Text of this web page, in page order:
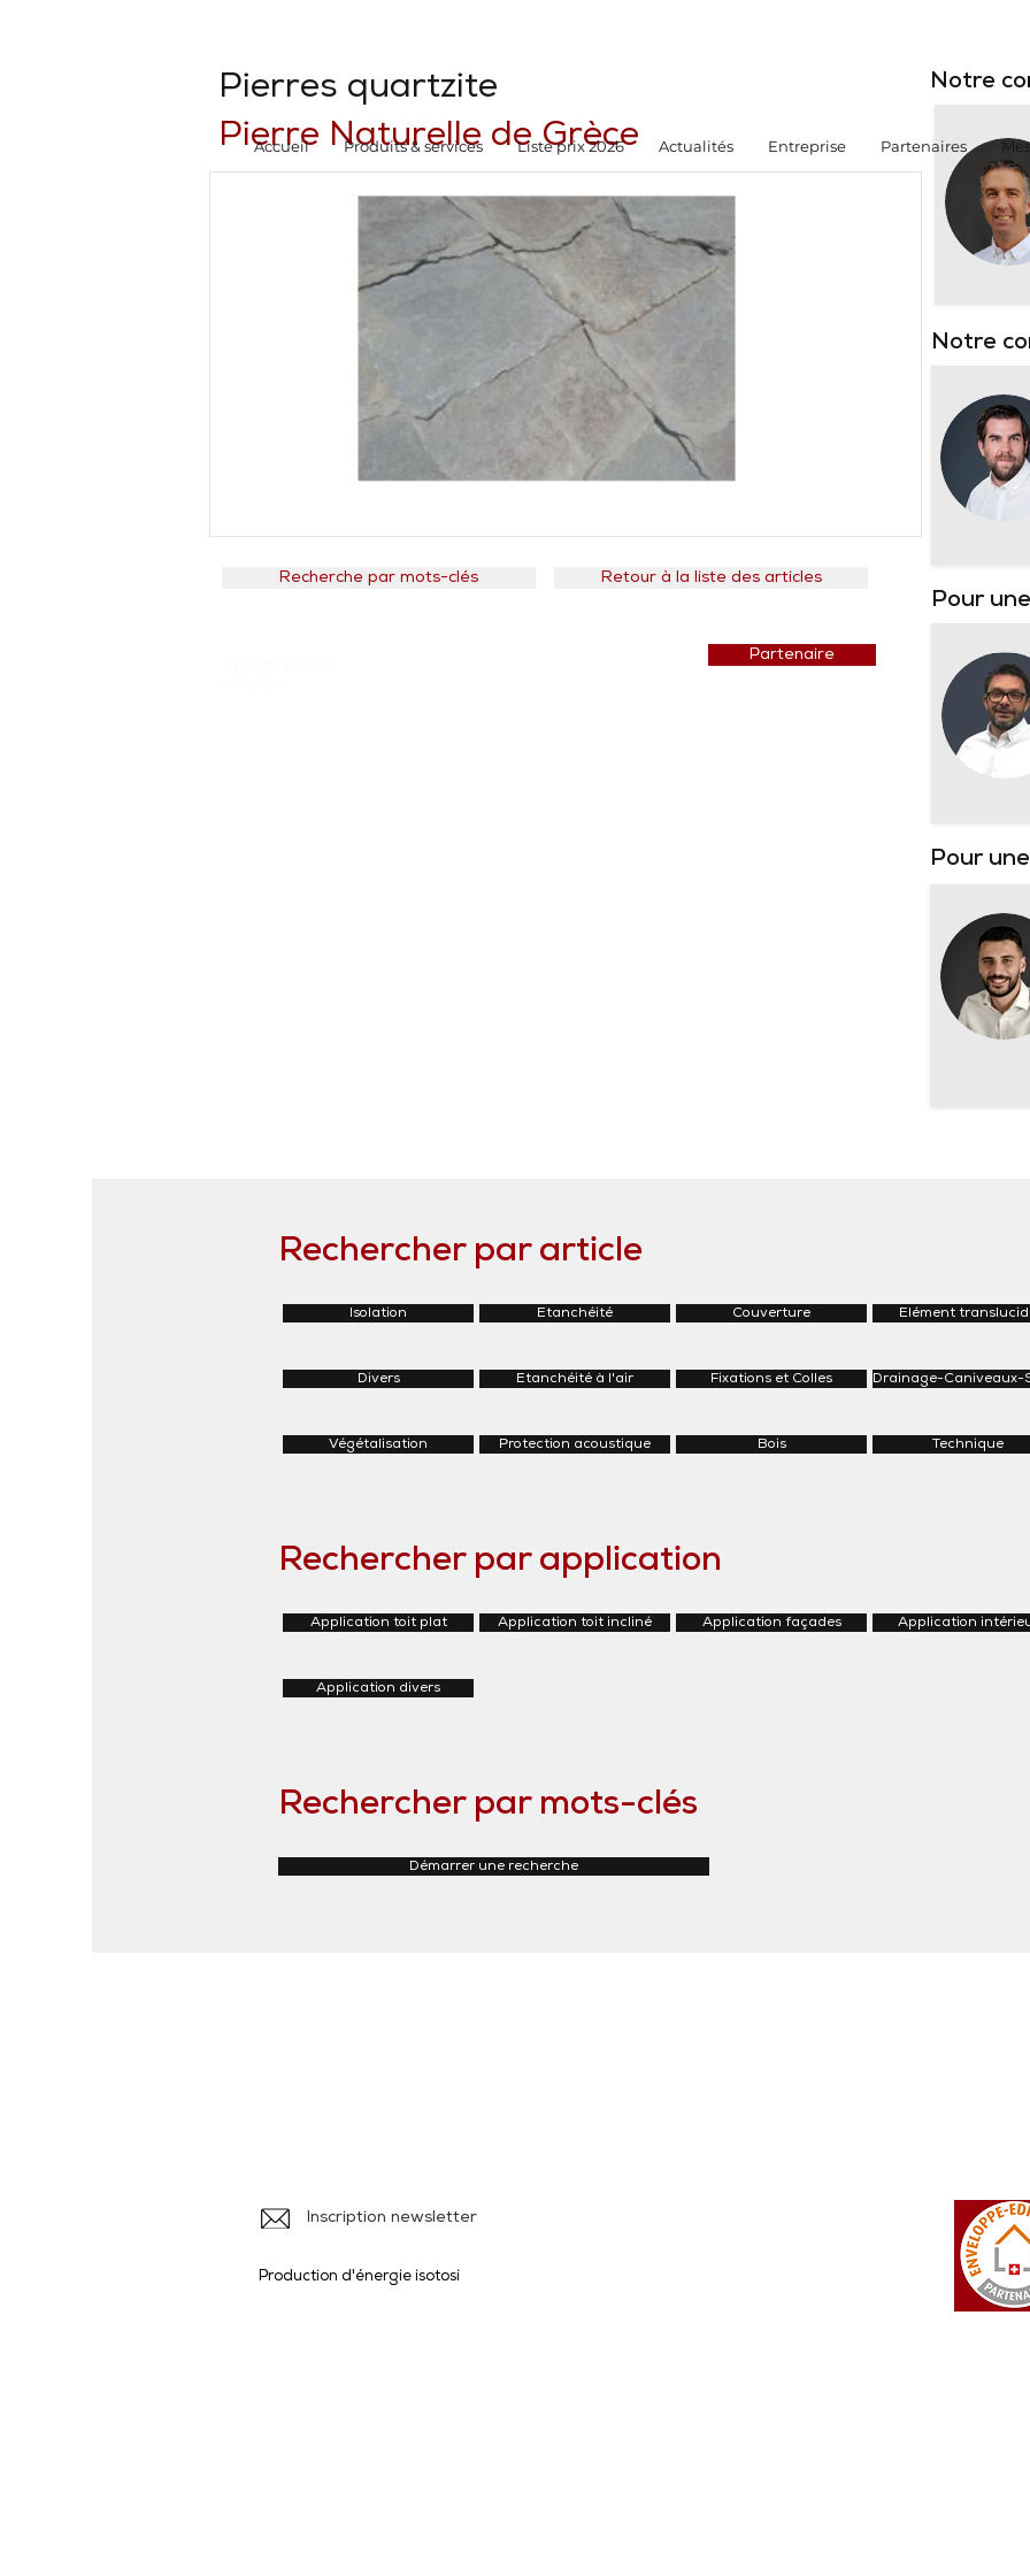
Accueil Produits & services Liste prix 2026 Actualités Entreprise Partenaires
Pierres quartzite
Pierre Naturelle de Grèce
Recherche par mots-clés Retour à la liste des articles
Partenaire
Notre
Notre
Pour
Pour
Rechercher par article
Isolation
Divers
Végétalisation
Etanchéité
Etanchéité à l'air
Protection acoustique
Couverture
Fixations et Colles
Bois
Elément
Drainage-Caniveaux-
Technique
Rechercher par application
Application toit plat
Application divers
Application toit incliné Application façades Application
Rechercher par mots-clés
Démarrer une recherche
Inscription newsletter
Production d'énergie isotosi